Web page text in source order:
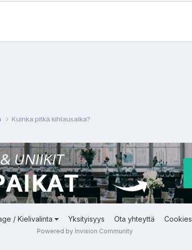
Kuinka pitkä kihlausaika?
/ Kielivalinta Yksityisyys Ota yhteyttä Cookies
Powered by Invision Community